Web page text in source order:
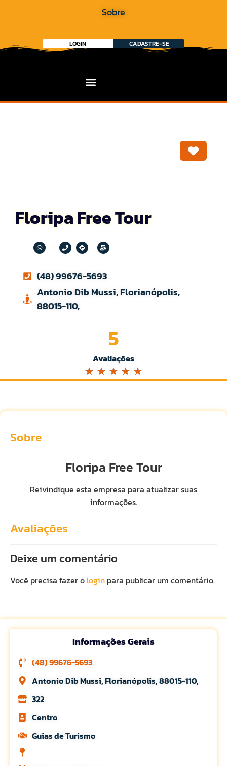
Sobre
LOGIN CADASTRE-SE
Floripa Free Tour
(48) 99676-5693
Antonio Dib Mussi, Florianópolis,
88015-110,
Avaliações
5
☆ ☆ ☆ ☆ ☆
Sobre
Floripa Free Tour
Reivindique esta empresa para atualizar suas
informações.
Avaliações
Deixe um comentário
Você precisa fazer o login para publicar um comentário.
Informações Gerais
(48) 99676-5693
Antonio Dib Mussi, Florianópolis, 88015-110,
322
Centro
Guias de Turismo